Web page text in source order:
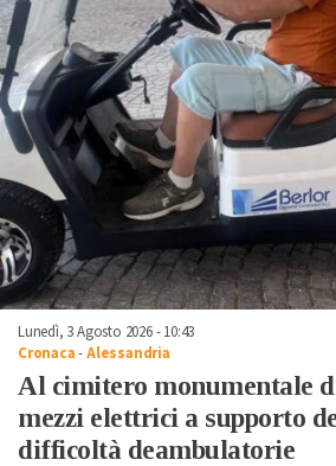
Lunedì, 3 Agosto 2026 - 10:43
Cronaca-Alessandria
Al cimitero monumentale
mezzi elettrici a supporto
difficoltà deambulatorie